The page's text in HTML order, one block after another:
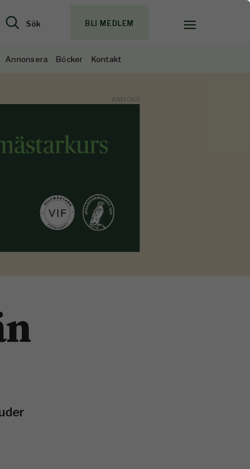
Sök BLI MEDLEM
Annonsera Böcker Kontakt